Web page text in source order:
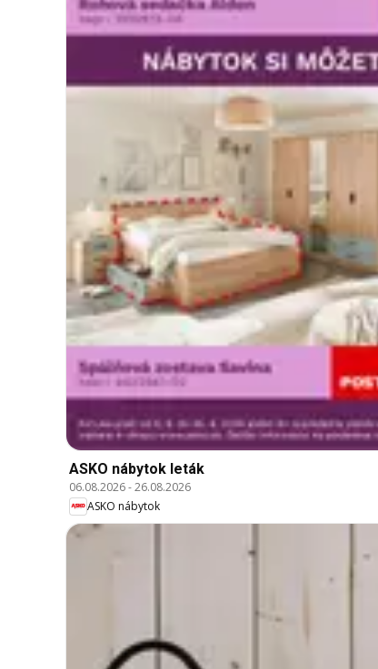
ASKO nábytok leták
06.08.2026-26.08.2026
ASKO nábytok